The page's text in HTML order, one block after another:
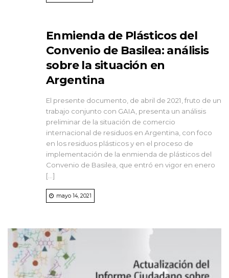
Enmienda de Plásticos del
Convenio de Basilea: análisis
sobre la situación en
Argentina
El presente documento, de abril de 2021, fruto de un
trabajo conjunto con GAIA, presenta un análisis
preliminar de la situación de comercio
internacional de residuos en Argentina, con foco
en los residuos plásticos y en el proceso de
implementación de la enmienda de plásticos del
Convenio de Basilea, que entró en vigor en enero
[…]
mayo 14, 2021